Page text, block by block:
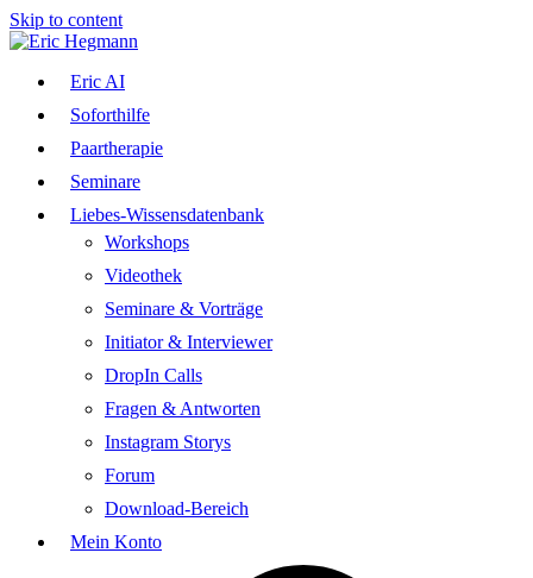
Skip to content
Eric AI
Soforthilfe
Paartherapie
Seminare
Liebes-Wissensdatenbank
Workshops
Videothek
Seminare & Vorträge
Initiator & Interviewer
DropIn Calls
Fragen & Antworten
Instagram Storys
Forum
Download-Bereich
Mein Konto